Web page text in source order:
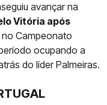
avançar na
Vitória após
no Campeonato
ocupando a
do líder Palmeiras.